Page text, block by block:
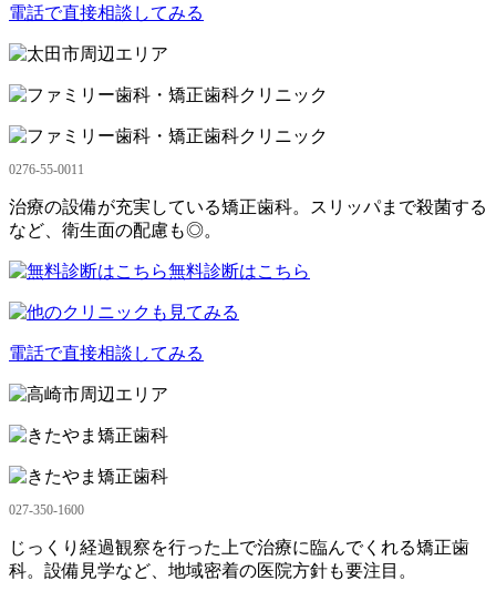
電話で直接相談してみる
0276-55-0011
治療の設備が充実している矯正歯科。スリッパまで殺菌する
など、衛生面の配慮も◎。
無料診断はこちら
電話で直接相談してみる
027-350-1600
じっくり経過観察を行った上で治療に臨んでくれる矯正歯
科。設備見学など、地域密着の医院方針も要注目。